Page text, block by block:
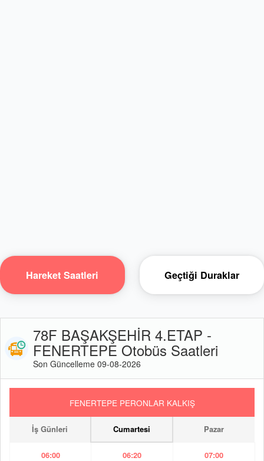
Hareket Saatleri Geçtiği Duraklar
78F BAŞAKŞEHİR 4.ETAP -
FENERTEPE Otobüs Saatleri
Son Güncelleme 09-08-2026
FENERTEPE PERONLAR KALKIŞ
İş Günleri Cumartesi Pazar
06:00 06:20 07:00